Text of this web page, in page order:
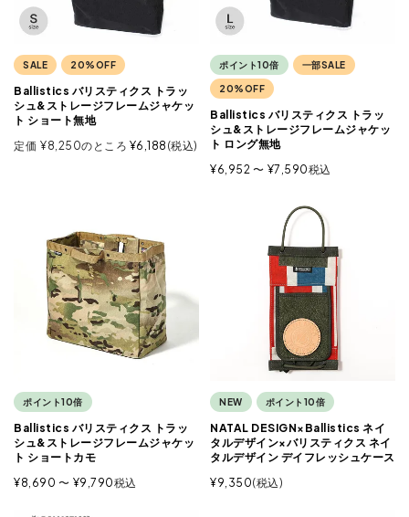
SALE 20%OFF
Ballistics バリスティクス トラッ
シュ&ストレージフレームジャケッ
ト ショート無地
定価 ¥8,250のところ ¥6,188 税込
ポイント10倍 一部SALE
20%OFF
Ballistics バリスティクス トラッ
シュ&ストレージフレームジャケッ
ト ロング無地
¥6,952 〜 ¥7,590税込
ポイント10倍
Ballistics バリスティクス トラッ
シュ&ストレージフレームジャケッ
ト ショートカモ
¥8,690 〜 ¥9,790税込
NEW ポイント10倍
NATAL DESIGN×Ballistics ネイ
タルデザイン×バリスティクス ネイ
タルデザイン デイフレッシュケース
¥9,350 税込